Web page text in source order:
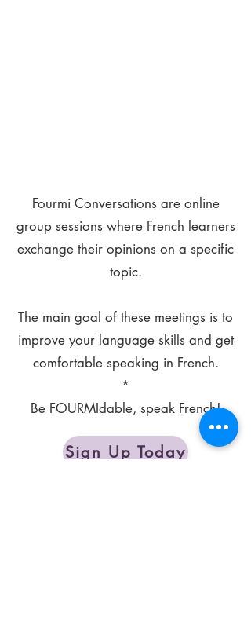
Fourmi Conversations are online
group sessions where French learners
exchange their opinions on a specific
topic.
The main goal of these meetings is to
improve your language skills and get
comfortable speaking in French.
*
Be FOURMIdable, speak French!
Sign Up Today